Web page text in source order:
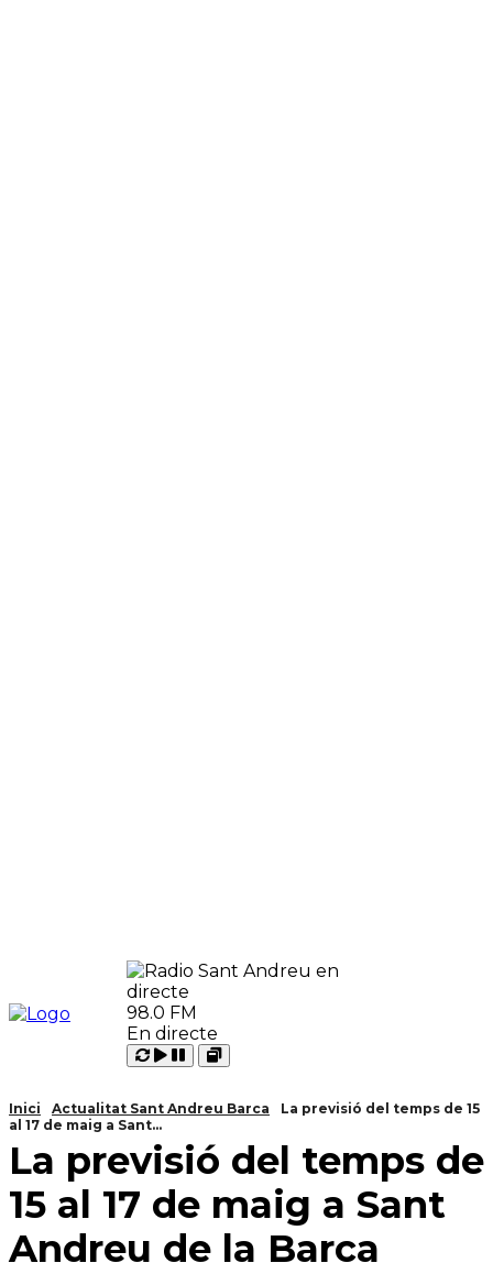
98.0 FM
En directe
Carregant
Reproduir
Pausar
Open
Inici Actualitat Sant Andreu Barca
La previsió del temps de 15
al 17 de maig a Sant...
La previsió del temps de
15 al 17 de maig a Sant
Andreu de la Barca